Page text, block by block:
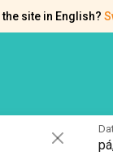
site in English?